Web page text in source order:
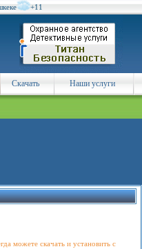
+11
Скачать Наши услуги
можете скачать и установить с